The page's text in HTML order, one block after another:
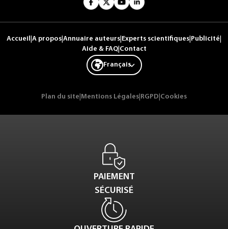
Accueil A propos Annuaire auteurs Experts scientifiques Publicité
Aide & FAQ| Contact
Français
Plan du site Mentions Légales RGPD Cookies
PAIEMENT
SÉCURISÉ